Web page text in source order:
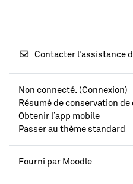
Contacter l’assistance
Non connecté. (Connexion)
Résumé de conservation de
Obtenir l’app mobile
Passer au thème standard
Fourni par Moodle